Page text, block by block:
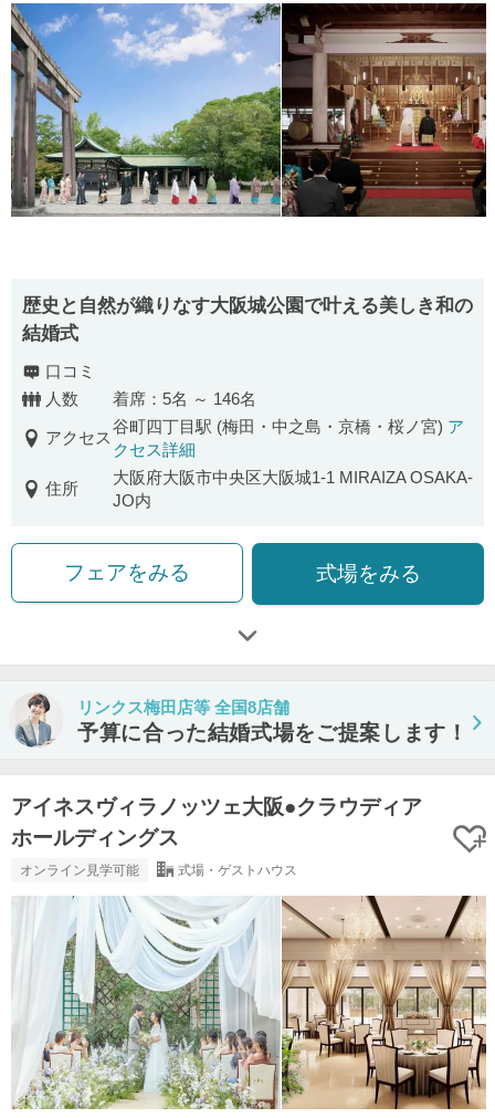
歴史と自然が織りなす大阪城公園で叶える美しき和の
結婚式
口コミ
人数
着席：5名 ～ 146名
アクセス
谷町四丁目駅 (梅田・中之島・京橋・桜ノ宮) ア
クセス詳細
住所
大阪府大阪市中央区大阪城1-1 MIRAIZA OSAKA-
JO内
フェアをみる 式場をみる
リンクス梅田店等 全国8店舗
予算に合った結婚式場をご提案します！
アイネスヴィラノッツェ大阪●クラウディア
ホールディングス
オンライン見学可能 式場・ゲストハウス